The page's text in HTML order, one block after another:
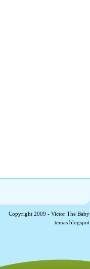
Copyright 2009 - Victor The Baby
temas blogspot